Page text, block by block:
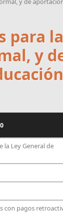
para la
y
Ley General de
con pagos